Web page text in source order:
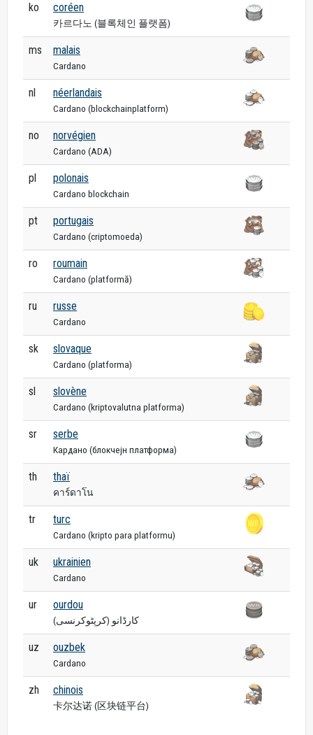
ko coréen
카르다노 (블록체인 플랫폼)
ms malais
Cardano
nl néerlandais
Cardano (blockchainplatform)
no norvégien
Cardano (ADA)
pl polonais
Cardano blockchain
pt portugais
Cardano (criptomoeda)
ro roumain
Cardano (platformă)
ru russe
Cardano
sk slovaque
Cardano (platforma)
sl slovène
Cardano (kriptovalutna platforma)
sr serbe
Кардано (блокчејн платформа)
th thaï
คาร์ดาโน
tr turc
Cardano (kripto para platformu)
uk ukrainien
Cardano
ur ourdou
کارڈانو (کرپٹوکرنسی)
uz ouzbek
Cardano
zh chinois
卡尔达诺 (区块链平台)